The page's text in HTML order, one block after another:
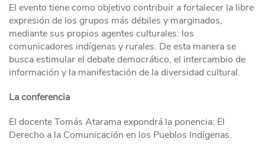
El evento tiene como objetivo contribuir a fortalecer la libre
expresión de los grupos más débiles y marginados,
mediante sus propios agentes culturales: los
comunicadores indígenas y rurales. De esta manera se
busca estimular el debate democrático, el intercambio de
información y la manifestación de la diversidad cultural.
La conferencia
El docente Tomás Atarama expondrá la ponencia: El
Derecho a la Comunicación en los Pueblos Indígenas.